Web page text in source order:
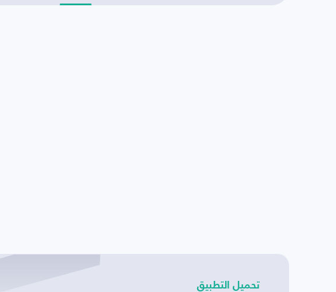
تحميل التطبيق